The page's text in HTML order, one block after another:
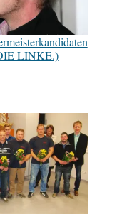
LINKE.)